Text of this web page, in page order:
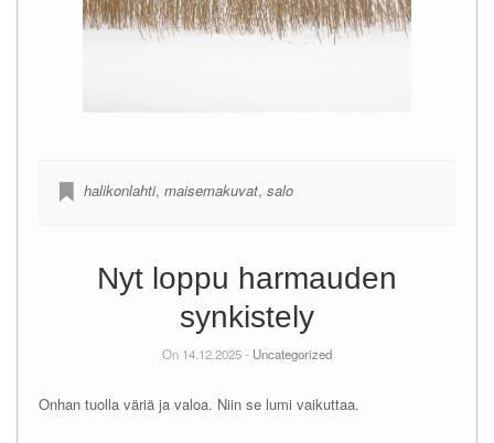
halikonlahti, maisemakuvat, salo
Nyt loppu harmauden
synkistely
On 14.12.2025 - Uncategorized
Onhan tuolla väriä ja valoa. Niin se lumi vaikuttaa.